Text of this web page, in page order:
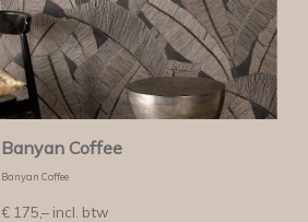
Banyan Coffee
Banyan Coffee
€ 175,–incl. btw